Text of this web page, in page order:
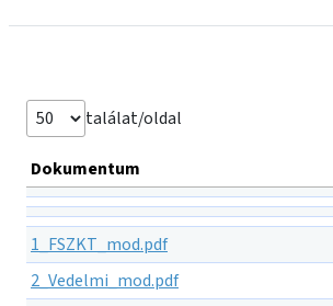
találat/oldal
Dokumentum
1_FSZKT_mod.pdf
2_Vedelmi_mod.pdf